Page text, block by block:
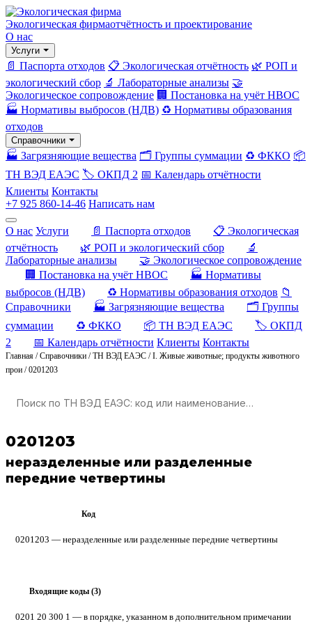
Экологическая фирмаотчётность и проектирование
О нас
Услуги
📄 Паспорта отходов 📋 Экологическая отчётность 🌿 РОП и
экологический сбор 🔬 Лабораторные анализы 🤝
Экологическое сопровождение 🏢 Постановка на учёт НВОС
🏭 Нормативы выбросов (НДВ) ♻️ Нормативы образования
отходов
Справочники
🏭 Загрязняющие вещества 🗂️ Группы суммации ♻️ ФККО 📦
ТН ВЭД ЕАЭС 🏷️ ОКПД 2 📅 Календарь отчётности
Клиенты Контакты
+7 925 860-14-46 Написать нам
О нас Услуги 📄 Паспорта отходов
📋 Экологическая
отчётность
🌿 РОП и экологический сбор
🔬
Лабораторные анализы
🤝 Экологическое сопровождение
🏢 Постановка на учёт НВОС
🏭 Нормативы
выбросов (НДВ)
♻️ Нормативы образования отходов 📁
Справочники
🏭 Загрязняющие вещества
🗂️ Группы
суммации
♻️ ФККО 📦 ТН ВЭД ЕАЭС
🏷️ ОКПД
2
📅 Календарь отчётности Клиенты Контакты
Главная /Справочники /ТН ВЭД ЕАЭС /I. Живые животные; продукты животного
прои /0201203
0201203
неразделенные или разделенные
передние четвертины
Код
0201203 — неразделенные или разделенные передние четвертины
Входящие коды (3)
0201 20 300 1 — в порядке, указанном в дополнительном примечании